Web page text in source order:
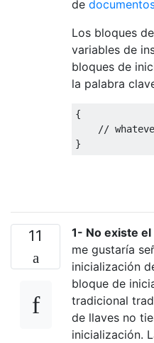
de
Los bloques
variables de
bloques de
la palabra
{
//
}
11
1- No existe
me gustaría
inicialización
bloque de
tradicional
de llaves no
inicialización.